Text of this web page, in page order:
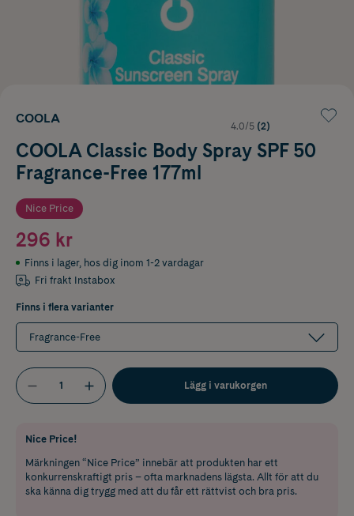
COOLA
4.0/5 (2)
COOLA Classic Body Spray SPF 50
Fragrance-Free 177ml
Nice Price
296 kr
Finns i lager, hos dig inom 1-2 vardagar
Fri frakt Instabox
Finns i flera varianter
Fragrance-Free
Lägg i varukorgen
Nice Price!
Märkningen “Nice Price” innebär att produkten har ett
konkurrenskraftigt pris – ofta marknadens lägsta. Allt för att du
ska känna dig trygg med att du får ett rättvist och bra pris.